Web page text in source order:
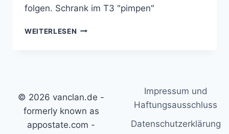
folgen. Schrank im T3 "pimpen"
WEITERLESEN SCHRANK
© 2026 vanclan.de -
formerly known as
appostate.com -
Impressum und
Haftungsausschluss
Datenschutzerklärung